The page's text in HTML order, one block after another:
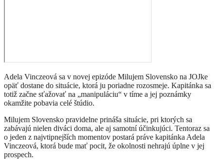
Adela Vinczeová sa v novej epizóde Milujem Slovensko na JOJke
opäť dostane do situácie, ktorá ju poriadne rozosmeje. Kapitánka sa
totiž začne sťažovať na „manipuláciu“ v tíme a jej poznámky
okamžite pobavia celé štúdio.
Milujem Slovensko pravidelne prináša situácie, pri ktorých sa
zabávajú nielen diváci doma, ale aj samotní účinkujúci. Tentoraz sa
o jeden z najvtipnejších momentov postará práve kapitánka Adela
Vinczeová, ktorá bude mať pocit, že okolnosti nehrajú úplne v jej
prospech.